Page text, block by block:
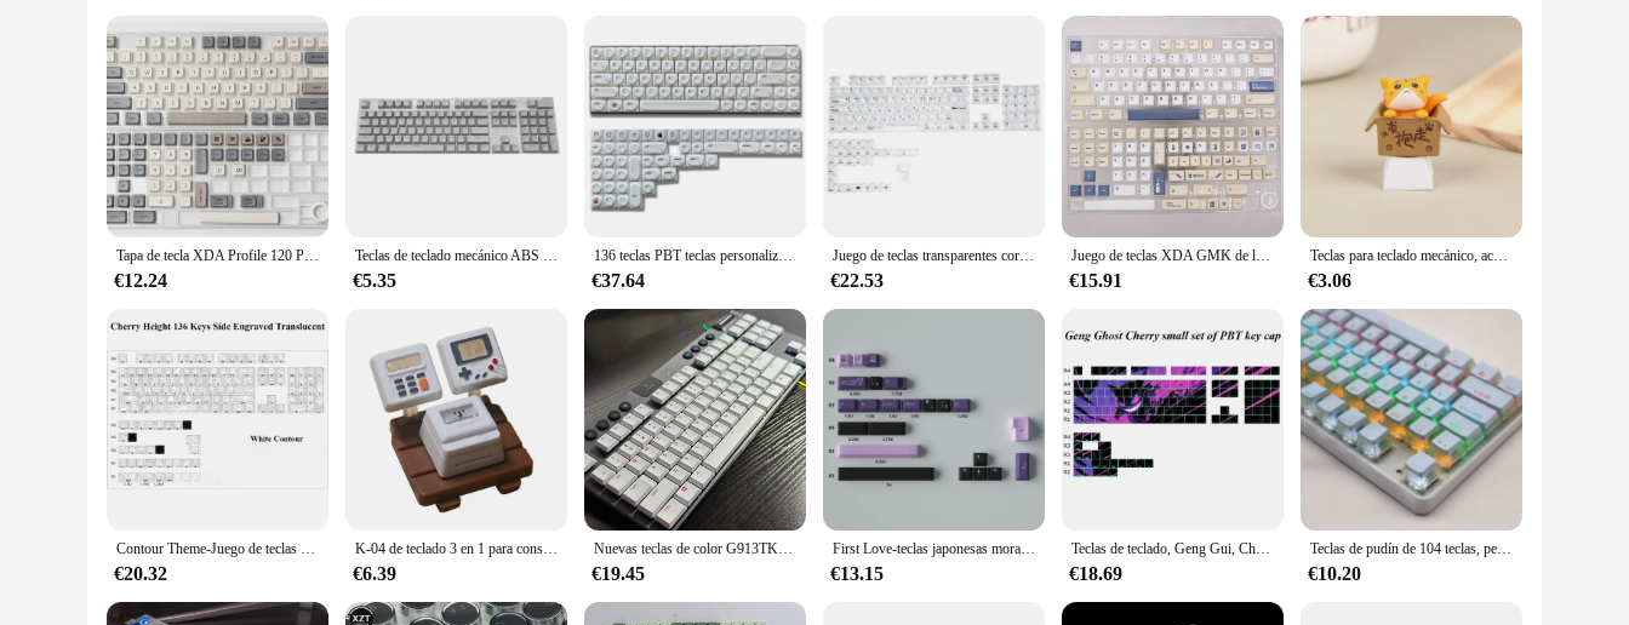
retailers looking to offer a comprehensive range of mechanical keyboard accessories. The quality and durability of these keycaps make them a reliable choice for resellers, ensuring customer
satisfaction and repeat business. Whether you're looking to enhance your personal setup or stock up for your store, these teclas para teclado mecánico are a smart investment.
Tapa de tecla XDA Profile 120 PBT, DYE-SUB, personalizada, minimalista, blanco, gris, inglés, japonés, Teclado mecánico, interruptor MX
€12.24
Teclas de teclado mecánico ABS en blanco para PC Cherry MX, teclas de ordenador de escritorio, interruptores, 104 piezas
€5.35
136 teclas PBT teclas personalizadas completas tema blanco estilo minimalista adecuado para teclas de teclado mecánico 61 64 68 75 87 98 104
€37.64
Juego de teclas transparentes coreanas para PC, teclas retroiluminadas con perfil CBSA para teclado mecánico MX Switch
€22.53
Juego de teclas XDA GMK de leche de soja, 144 teclas, PBT, sublimación de tinte para interruptores Cherry Gatrron MX, XDA Teclado mecánico, 1 Juego
€15.91
Teclas para teclado mecánico, accesorios para teclado de Anime artesanal, Kawaii, rosa, PBT, eje Cherry MX, personalizado, lindo gato, Diy
€3.06
Contour Theme-Juego de teclas para teclado mecánico, PBT Cherry, 136 teclas, blanco y negro, 21/61/87/104/108
€20.32
K-04 de teclado 3 en 1 para consola de juegos, repuesto para teclado mecánico Retro, tapa transparente bonita
€6.39
Nuevas teclas de color G913TKL, teclas de teclado mecánico para juegos con cable, G913 G915 G913 G913tkl G813TKL
€19.45
First Love-teclas japonesas moradas, sublimación PBT Original, juego completo de tapas de teclado mecánico
€13.15
Teclas de teclado, Geng Gui, Cherry, PBT pequeño completo para accesorios de teclado mecánico Cherry MX 104/87/61
€18.69
Teclas de pudín de 104 teclas, perfil OEM, PBT de doble disparo para teclado mecánico Mx Switch, diseño ISO, teclas retroiluminadas RGB
€10.20